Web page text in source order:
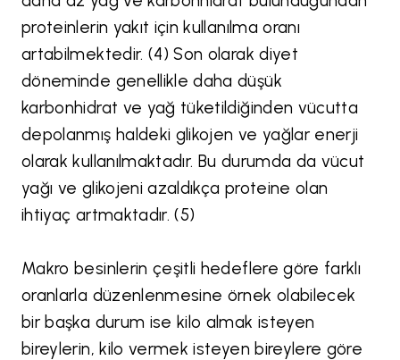
proteinlerin yakıt için kullanılma oranı
artabilmektedir. (4) Son olarak diyet
döneminde genellikle daha düşük
karbonhidrat ve yağ tüketildiğinden vücutta
depolanmış haldeki glikojen ve yağlar enerji
olarak kullanılmaktadır. Bu durumda da vücut
yağı ve glikojeni azaldıkça proteine olan
ihtiyaç artmaktadır. (5)
Makro besinlerin çeşitli hedeflere göre farklı
oranlarla düzenlenmesine örnek olabilecek
bir başka durum ise kilo almak isteyen
bireylerin, kilo vermek isteyen bireylere göre